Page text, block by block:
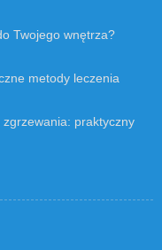
Twojego wnętrza?
metody leczenia
praktyczny